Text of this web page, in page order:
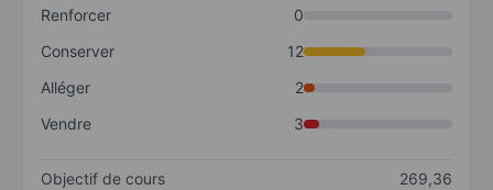
Renforcer
0
Conserver
12
Alléger
2
Vendre
3
Objectif de cours
269,36